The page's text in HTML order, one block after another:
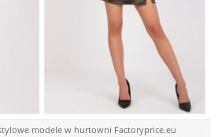
modele w hurtowni Factoryprice.eu